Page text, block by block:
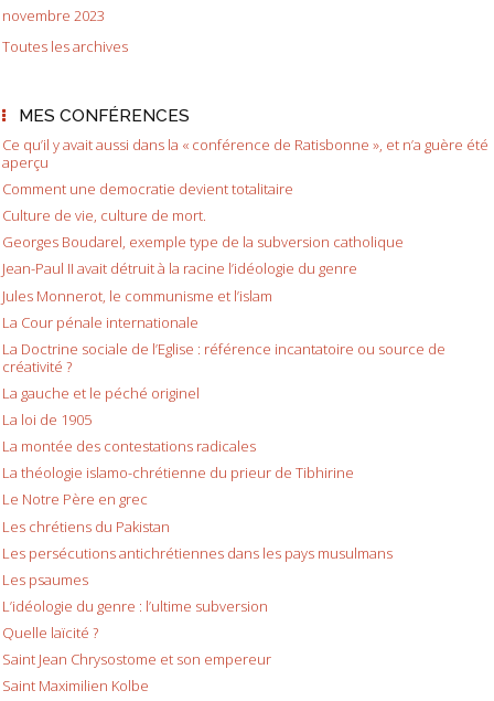
novembre 2023
Toutes les archives
MES CONFÉRENCES
Ce qu’il y avait aussi dans la « conférence de Ratisbonne », et n’a guère été
aperçu
Comment une democratie devient totalitaire
Culture de vie, culture de mort.
Georges Boudarel, exemple type de la subversion catholique
Jean-Paul II avait détruit à la racine l’idéologie du genre
Jules Monnerot, le communisme et l’islam
La Cour pénale internationale
La Doctrine sociale de l’Eglise : référence incantatoire ou source de
créativité ?
La gauche et le péché originel
La loi de 1905
La montée des contestations radicales
La théologie islamo-chrétienne du prieur de Tibhirine
Le Notre Père en grec
Les chrétiens du Pakistan
Les persécutions antichrétiennes dans les pays musulmans
Les psaumes
L’idéologie du genre : l’ultime subversion
Quelle laïcité ?
Saint Jean Chrysostome et son empereur
Saint Maximilien Kolbe